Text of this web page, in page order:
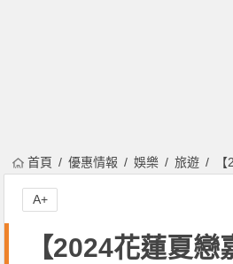
首頁 優惠情報 娛樂 旅遊 【
【2024花蓮夏
A+